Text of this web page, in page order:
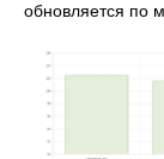
обновляется по